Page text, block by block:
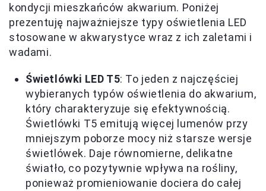
kondycji mieszkańców akwarium. Poniżej
prezentuję najważniejsze typy oświetlenia LED
stosowane w akwarystyce wraz z ich zaletami i
wadami.
Świetlówki LED T5: To jeden z najczęściej
wybieranych typów oświetlenia do akwarium,
który charakteryzuje się efektywnością.
Świetlówki T5 emitują więcej lumenów przy
mniejszym poborze mocy niż starsze wersje
świetlówek. Daje równomierne, delikatne
światło, co pozytywnie wpływa na rośliny,
ponieważ promieniowanie dociera do całej